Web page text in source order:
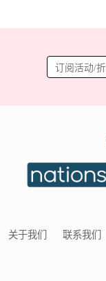
关于我们 联系我们